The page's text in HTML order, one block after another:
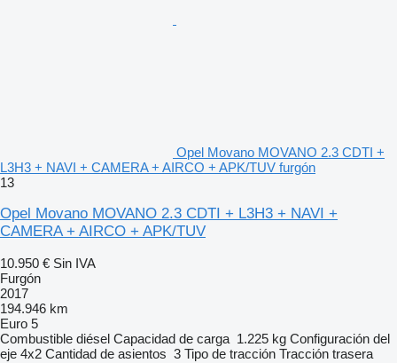
Opel Movano MOVANO 2.3 CDTI +
L3H3 + NAVI + CAMERA + AIRCO + APK/TUV furgón
13
Opel Movano MOVANO 2.3 CDTI + L3H3 + NAVI +
CAMERA + AIRCO + APK/TUV
10.950 € Sin IVA
Furgón
2017
194.946 km
Euro 5
Combustible diésel Capacidad de carga 1.225 kg Configuración del
eje 4x2 Cantidad de asientos 3 Tipo de tracción Tracción trasera